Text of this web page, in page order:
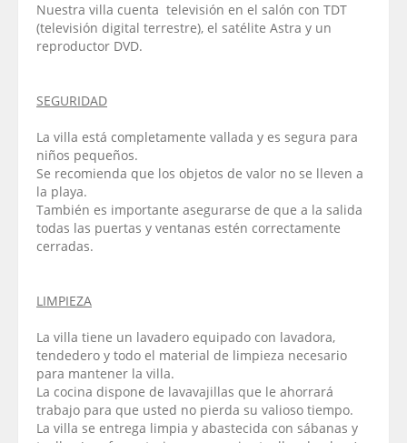
Nuestra villa cuenta televisión en el salón con TDT
(televisión digital terrestre), el satélite Astra y un
reproductor DVD.
SEGURIDAD
La villa está completamente vallada y es segura para
niños pequeños.
Se recomienda que los objetos de valor no se lleven a
la playa.
También es importante asegurarse de que a la salida
todas las puertas y ventanas estén correctamente
cerradas.
LIMPIEZA
La villa tiene un lavadero equipado con lavadora,
tendedero y todo el material de limpieza necesario
para mantener la villa.
La cocina dispone de lavavajillas que le ahorrará
trabajo para que usted no pierda su valioso tiempo.
La villa se entrega limpia y abastecida con sábanas y